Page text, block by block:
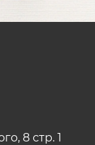
8 стр. 1